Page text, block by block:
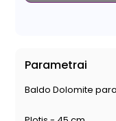
Parametrai
Baldo Dolomite